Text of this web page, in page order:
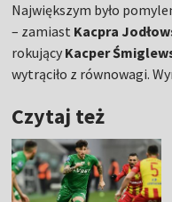
Największym było
– zamiast Kacpra
rokujący Kacper
wytrąciło z równowagi.
Czytaj też